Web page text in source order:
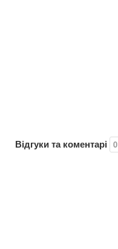
Відгуки та коментарі 0